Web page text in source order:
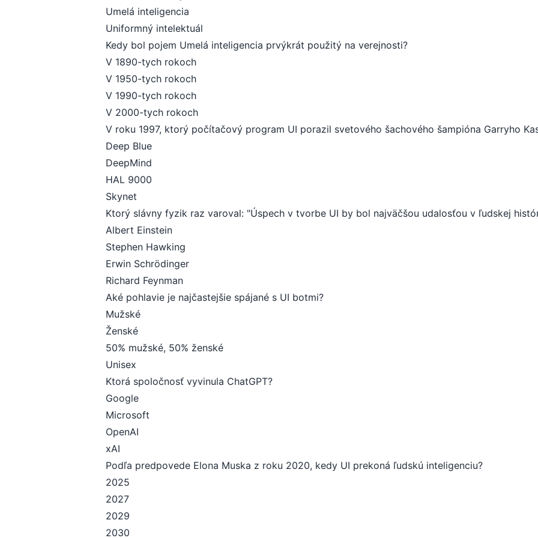
Umelá inteligencia
Uniformný intelektuál
Kedy bol pojem Umelá inteligencia prvýkrát použitý na verejnosti?
V 1890-tych rokoch
V 1950-tych rokoch
V 1990-tych rokoch
V 2000-tych rokoch
V roku 1997, ktorý počítačový program UI porazil svetového šachového šampióna Garryho
Deep Blue
DeepMind
HAL 9000
Skynet
Ktorý slávny fyzik raz varoval: "Úspech v tvorbe UI by bol najväčšou udalosťou v ľudskej
Albert Einstein
Stephen Hawking
Erwin Schrödinger
Richard Feynman
Aké pohlavie je najčastejšie spájané s UI botmi?
Mužské
Ženské
50% mužské, 50% ženské
Unisex
Ktorá spoločnosť vyvinula ChatGPT?
Google
Microsoft
OpenAI
xAI
Podľa predpovede Elona Muska z roku 2020, kedy UI prekoná ľudskú inteligenciu?
2025
2027
2029
2030